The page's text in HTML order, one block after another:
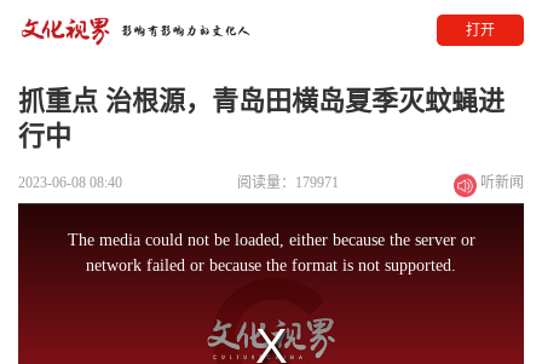
打开
抓重点 治根源，青岛田横岛夏季灭蚊蝇进
行中
2023-06-08 08:40 阅读量：179971 听新闻
The media could not be loaded, either because the server or
network failed or because the format is not supported.